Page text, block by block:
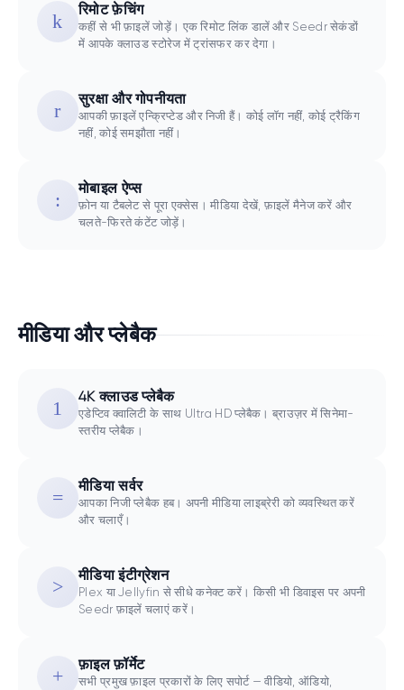
रिमोट फ़ेचिंग
कहीं से भी फ़ाइलें जोड़ें। एक रिमोट लिंक डालें और Seedr सेकंडों
में आपके क्लाउड स्टोरेज में ट्रांसफर कर देगा।
सुरक्षा और गोपनीयता
आपकी फ़ाइलें एन्क्रिप्टेड और निजी हैं। कोई लॉग नहीं, कोई ट्रैकिंग
नहीं, कोई समझौता नहीं।
मोबाइल ऐप्स
फ़ोन या टैबलेट से पूरा एक्सेस। मीडिया देखें, फ़ाइलें मैनेज करें और
चलते-फिरते कंटेंट जोड़ें।
मीडिया और प्लेबैक
4K क्लाउड प्लेबैक
एडेप्टिव क्वालिटी के साथ Ultra HD प्लेबैक। ब्राउज़र में सिनेमा-
स्तरीय प्लेबैक।
मीडिया सर्वर
आपका निजी प्लेबैक हब। अपनी मीडिया लाइब्रेरी को व्यवस्थित करें
और चलाएँ।
मीडिया इंटीग्रेशन
Plex या Jellyfin से सीधे कनेक्ट करें। किसी भी डिवाइस पर अपनी
Seedr फ़ाइलें चलाएं करें।
फ़ाइल फ़ॉर्मेट
सभी प्रमुख फ़ाइल प्रकारों के लिए सपोर्ट — वीडियो, ऑडियो,